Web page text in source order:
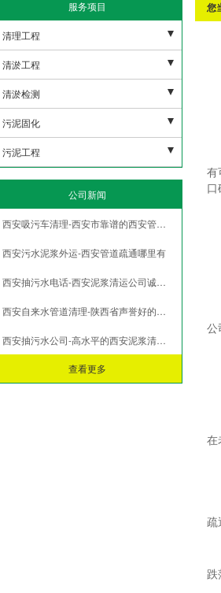
您
有
口
公
在
疏
跌
服务项目
清理工程
污水池清理
下水管道清理
沉淀池清理
隔油地清理
泥浆池清理
清淤工程
河道清淤
雨水清淤
人工湖清淤
市政管道疏通清淤
污水管道疏通清淤
清淤检测
市政潜水打捞
市政管网机器人检测
污泥固化
非开挖修复紫外线光固化
盾构泥浆固化压榨
污水池压榨固化
污水池污泥固化
污泥工程
污泥外运
污泥固华压榨
公司新闻
西安吸污车清理-西安市靠谱的西安管道疏通服务
西安污水泥浆外运-西安管道疏通哪里有
西安抽污水电话-西安泥浆清运公司诚挚推荐
西安自来水管道清理-陕西省声誉好的西安泥浆清运公司品质推荐
西安抽污水公司-高水平的西安泥浆清运公司
查看更多